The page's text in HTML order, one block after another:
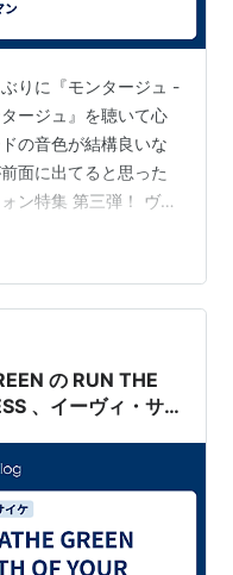
りに『モンタージュ -
ージュ』を聴いて心
の音色が結構良いな
面に出てると思った
ン特集 第三弾！ ヴィ
ズ調ヴィブラフォン
） 分類：音楽＞洋楽
■題名：HAGOOD
ド・ハーディ＆ザ・モ
名前：HAGOOD
の RUN THE
、イーヴィ・サ
ホワット・ア・ビ